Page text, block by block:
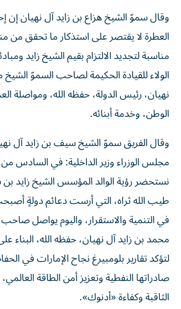
وقال سموّ الشيخ هزاع بن زايد آل نهيان إن
العطرة لا يقتصر على استذكار ما تحقق
مناسبة لتجديد الالتزام بقيم الشيخ زايد
الولاء للقيادة الحكيمة لصاحب السموّ
نهيان، رئيس الدولة، حفظه الله، ومواصلة
الوطن، وخدمة أبنائه.
وقال الفريق سموّ الشيخ سيف بن زايد آل
مجلس الوزراء وزير الداخلية: في
نستحضر رؤية الوالد المؤسس الشيخ زايد
طيب الله ثراه، التي أرست دعائم دولةٍ
في التنمية والاستقرار، واليوم يواصل
محمد بن زايد آل نهيان، حفظه الله، البناء
لتؤكد تقارير بلومبيرغ نجاح الإمارات في
صادراتها النفطية وتعزيز أمن الطاقة
الثاقبة وكفاءة «أدنوك».